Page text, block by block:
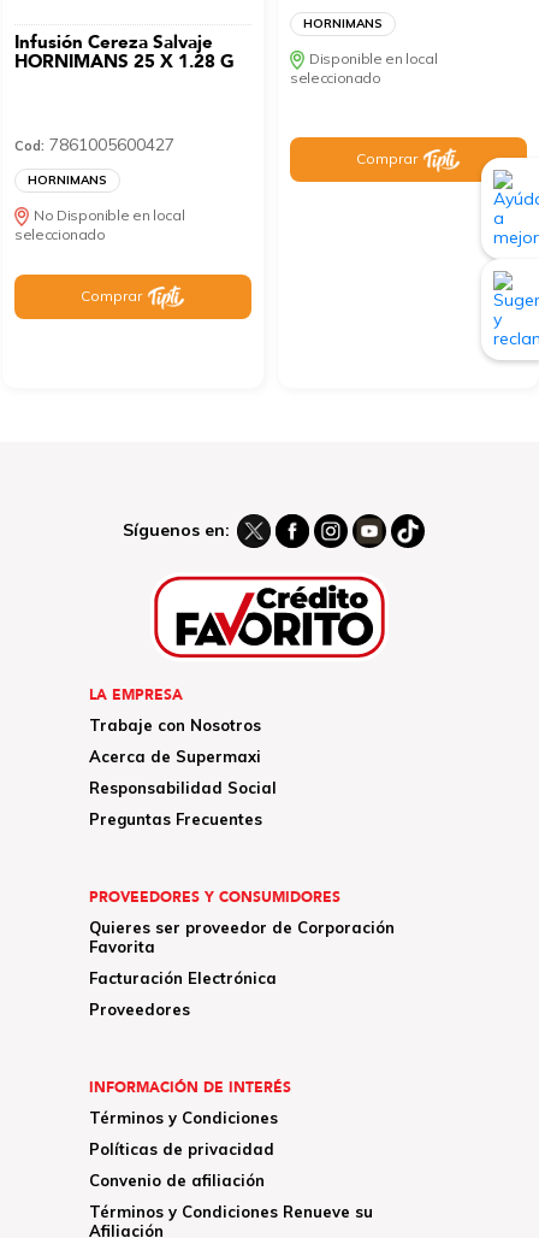
Infusión Cereza Salvaje
HORNIMANS 25 X 1.28 G
Cod: 7861005600427
HORNIMANS
No Disponible en local
seleccionado
Comprar
HORNIMANS
Disponible en local
seleccionado
Comprar
Síguenos en:
LA EMPRESA
Trabaje con Nosotros
Acerca de Supermaxi
Responsabilidad Social
Preguntas Frecuentes
PROVEEDORES Y CONSUMIDORES
Quieres ser proveedor de Corporación
Favorita
Facturación Electrónica
Proveedores
INFORMACIÓN DE INTERÉS
Términos y Condiciones
Políticas de privacidad
Convenio de afiliación
Términos y Condiciones Renueve su
Afiliación